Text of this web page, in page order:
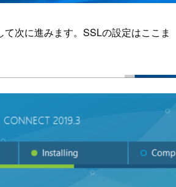
次に進みます。SSLの設定はここま